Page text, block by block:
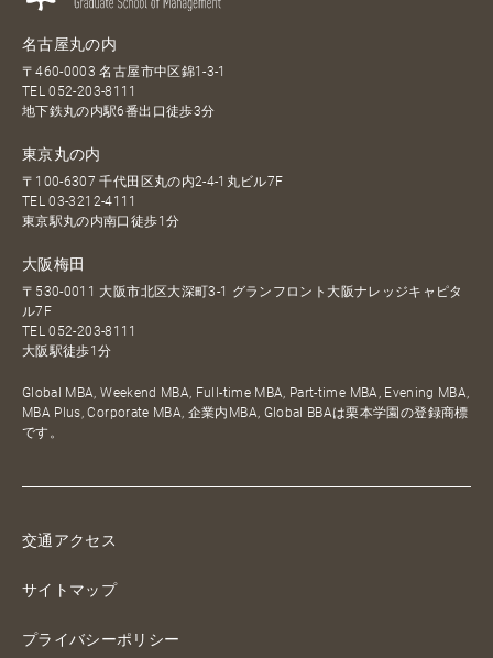
名古屋丸の内
〒460-0003 名古屋市中区錦1-3-1
TEL052-203-8111
地下鉄丸の内駅6番出口徒歩3分
東京丸の内
〒100-6307 千代田区丸の内2-4-1丸ビル7F
TEL03-3212-4111
東京駅丸の内南口徒歩1分
大阪梅田
〒530-0011 大阪市北区大深町3-1 グランフロント大阪ナレッジキャピタ
ル7F
TEL052-203-8111
大阪駅徒歩1分
Global MBA, Weekend MBA, Full-time MBA, Part-time MBA, Evening MBA,
MBA Plus, Corporate MBA, 企業内MBA, Global BBAは栗本学園の登録商標
です。
交通アクセス
サイトマップ
プライバシーポリシー